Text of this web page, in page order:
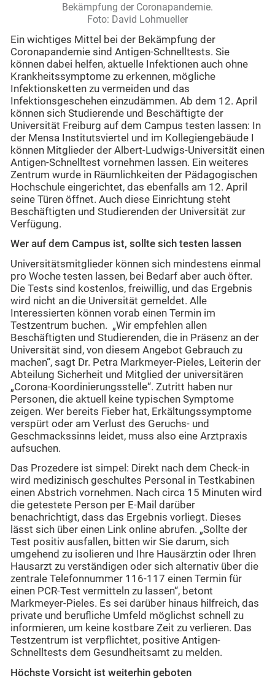
Bekämpfung der Coronapandemie.
Foto: David Lohmueller
Ein wichtiges Mittel bei der Bekämpfung der
Coronapandemie sind Antigen-Schnelltests. Sie
können dabei helfen, aktuelle Infektionen auch ohne
Krankheitssymptome zu erkennen, mögliche
Infektionsketten zu vermeiden und das
Infektionsgeschehen einzudämmen. Ab dem 12. April
können sich Studierende und Beschäftigte der
Universität Freiburg auf dem Campus testen lassen: In
der Mensa Institutsviertel und im Kollegiengebäude I
können Mitglieder der Albert-Ludwigs-Universität einen
Antigen-Schnelltest vornehmen lassen. Ein weiteres
Zentrum wurde in Räumlichkeiten der Pädagogischen
Hochschule eingerichtet, das ebenfalls am 12. April
seine Türen öffnet. Auch diese Einrichtung steht
Beschäftigten und Studierenden der Universität zur
Verfügung.
Wer auf dem Campus ist, sollte sich testen lassen
Universitätsmitglieder können sich mindestens einmal
pro Woche testen lassen, bei Bedarf aber auch öfter.
Die Tests sind kostenlos, freiwillig, und das Ergebnis
wird nicht an die Universität gemeldet. Alle
Interessierten können vorab einen Termin im
Testzentrum buchen. „Wir empfehlen allen
Beschäftigten und Studierenden, die in Präsenz an der
Universität sind, von diesem Angebot Gebrauch zu
machen“, sagt Dr. Petra Markmeyer-Pieles, Leiterin der
Abteilung Sicherheit und Mitglied der universitären
„Corona-Koordinierungsstelle“. Zutritt haben nur
Personen, die aktuell keine typischen Symptome
zeigen. Wer bereits Fieber hat, Erkältungssymptome
verspürt oder am Verlust des Geruchs- und
Geschmackssinns leidet, muss also eine Arztpraxis
aufsuchen.
Das Prozedere ist simpel: Direkt nach dem Check-in
wird medizinisch geschultes Personal in Testkabinen
einen Abstrich vornehmen. Nach circa 15 Minuten wird
die getestete Person per E-Mail darüber
benachrichtigt, dass das Ergebnis vorliegt. Dieses
lässt sich über einen Link online abrufen. „Sollte der
Test positiv ausfallen, bitten wir Sie darum, sich
umgehend zu isolieren und Ihre Hausärztin oder Ihren
Hausarzt zu verständigen oder sich alternativ über die
zentrale Telefonnummer 116-117 einen Termin für
einen PCR-Test vermitteln zu lassen“, betont
Markmeyer-Pieles. Es sei darüber hinaus hilfreich, das
private und berufliche Umfeld möglichst schnell zu
informieren, um keine kostbare Zeit zu verlieren. Das
Testzentrum ist verpflichtet, positive Antigen-
Schnelltests dem Gesundheitsamt zu melden.
Höchste Vorsicht ist weiterhin geboten